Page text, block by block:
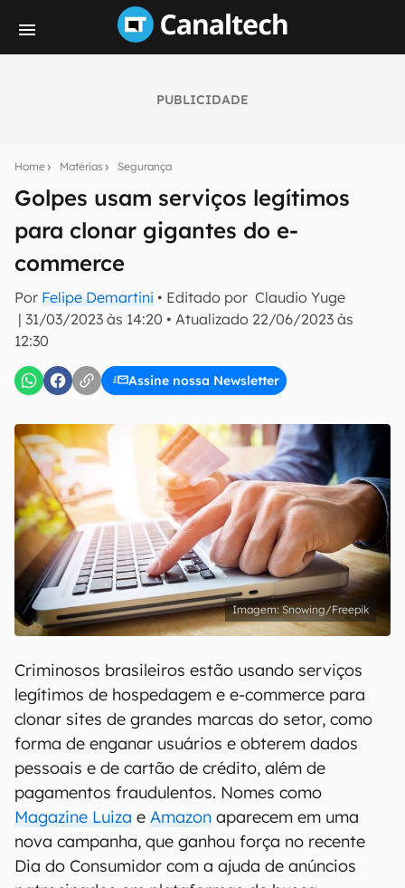
PUBLICIDADE
Home Matérias Segurança
Golpes usam serviços legítimos
para clonar gigantes do e-
commerce
Por Felipe Demartini • Editado por Claudio Yuge
| 31/03/2023 às 14:20 • Atualizado 22/06/2023 às
12:30
Assine nossa Newsletter
notícias e reviews sobre tecnologia em primeira
mão.
E-mail
inscreva-se
Uso e Política de Privacidade do Canaltech.
Snowing/Freepik
Criminosos brasileiros estão usando serviços
legítimos de hospedagem e e-commerce para
clonar sites de grandes marcas do setor, como
forma de enganar usuários e obterem dados
pessoais e de cartão de crédito, além de
pagamentos fraudulentos. Nomes como
Magazine Luiza e Amazon aparecem em uma
nova campanha, que ganhou força no recente
Dia do Consumidor com a ajuda de anúncios